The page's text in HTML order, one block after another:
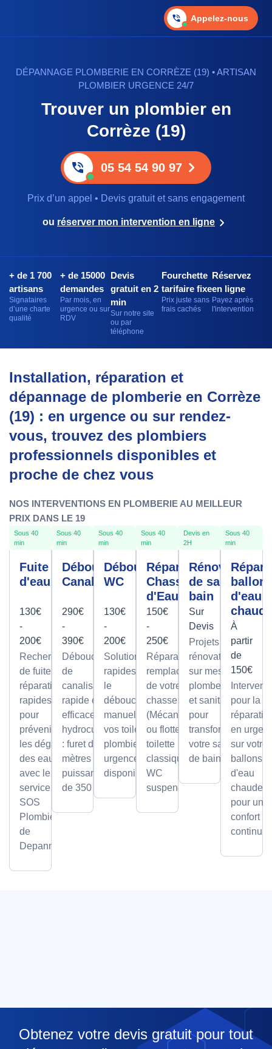
Appelez-nous
DÉPANNAGE PLOMBERIE EN CORRÈZE (19) • ARTISAN
PLOMBIER URGENCE 24/7
Trouver un plombier en
Corrèze (19)
05 54 54 90 97
Prix d’un appel • Devis gratuit et sans engagement
ou réserver mon intervention en ligne
+ de 1 700
artisans
Signataires
d’une charte
qualité
+ de 15000
demandes
Par mois, en
urgence ou sur
RDV
Devis
gratuit en 2
min
Sur notre site
ou par
téléphone
Fourchette
tarifaire fixe
Prix juste sans
frais cachés
Réservez
en ligne
Payez après
l'intervention
Installation, réparation et
dépannage de plomberie en Corrèze
(19) : en urgence ou sur rendez-
vous, trouvez des plombiers
professionnels disponibles et
proche de chez vous
NOS INTERVENTIONS EN PLOMBERIE AU MEILLEUR
PRIX DANS LE 19
Sous 40
min
Fuite
d'eau
130€
-
200€
Recherche
de fuite et
réparation
rapides
pour
prévenir
les dégâts
des eaux
avec le
service
SOS
Plombier
de
Depanneo
Sous 40
min
Débouchage
Canalisation
290€
-
390€
Débouchage
de
canalisation
rapide et
efficace par
hydrocurage
: furet de 100
mètres et
puissance
de 350 bars.
Sous 40
min
Débouchage
WC
130€
-
200€
Solutions
rapides pour
le
débouchage
manuel de
vos toilettes,
plombier en
urgence
disponible.
Sous 40
min
Réparation
Chasse
d'Eau
150€
-
250€
Réparation et
remplacement
de votre
chasse d'eau
(Mécanisme
ou flotteur) sur
toilette
classique ou
WC
suspendu.
Devis en
2H
Rénovation
de salle de
bain
Sur
Devis
Projets de
rénovation
sur mesure
plomberie
et sanitaire
pour
transformer
votre salle
de bain.
Sous 40
min
ballon
d'eau
À
partir
de
150€
pour la
en
sur votre
ballons
d'eau
chaude,
pour un
confort
continu.
Obtenez votre devis gratuit pour tout